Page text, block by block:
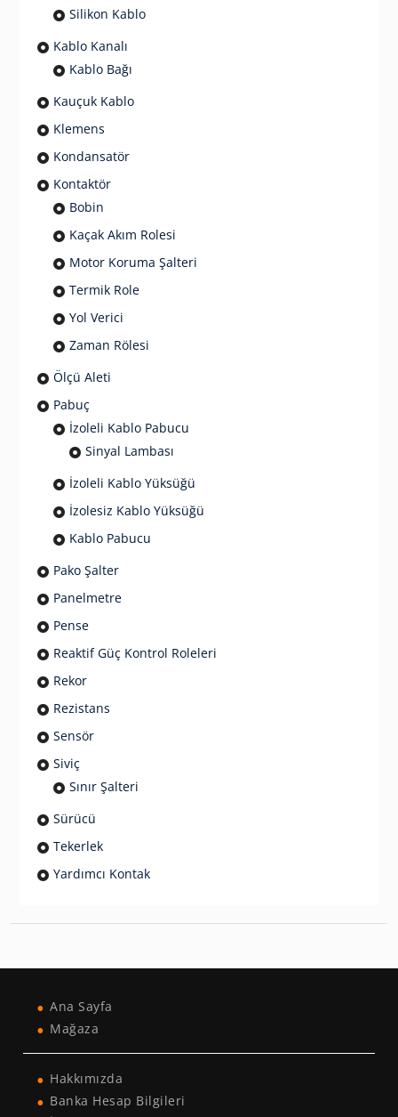
Silikon Kablo
Kablo Kanalı
Kablo Bağı
Kauçuk Kablo
Klemens
Kondansatör
Kontaktör
Bobin
Kaçak Akım Rolesi
Motor Koruma Şalteri
Termik Role
Yol Verici
Zaman Rölesi
Ölçü Aleti
Pabuç
İzoleli Kablo Pabucu
Sinyal Lambası
İzoleli Kablo Yüksüğü
İzolesiz Kablo Yüksüğü
Kablo Pabucu
Pako Şalter
Panelmetre
Pense
Reaktif Güç Kontrol Roleleri
Rekor
Rezistans
Sensör
Siviç
Sınır Şalteri
Sürücü
Tekerlek
Yardımcı Kontak
Ana Sayfa
Mağaza
Hakkımızda
Banka Hesap Bilgileri